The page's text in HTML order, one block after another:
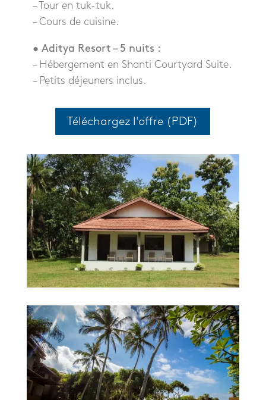
– Tour en tuk-tuk.
– Cours de cuisine.
• Aditya Resort – 5 nuits :
– Hébergement en Shanti Courtyard Suite.
– Petits déjeuners inclus.
Téléchargez l'offre (PDF)